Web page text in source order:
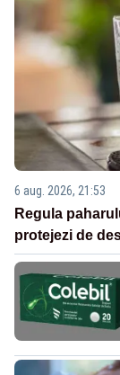
6 aug. 2026, 21:53
Regula
protejezi de